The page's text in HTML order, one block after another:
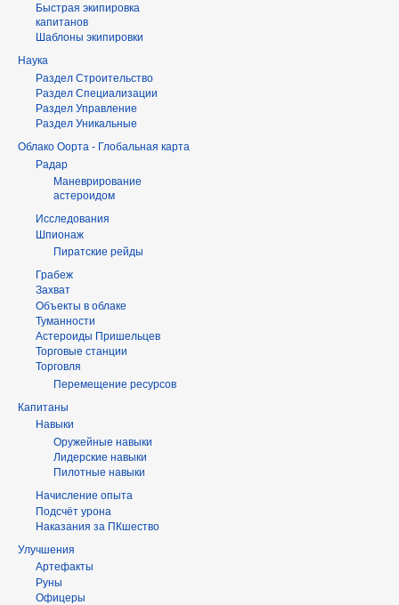
Быстрая экипировка
капитанов
Шаблоны экипировки
Наука
Раздел Строительство
Раздел Специализации
Раздел Управление
Раздел Уникальные
Облако Оорта - Глобальная карта
Радар
Маневрирование
астероидом
Исследования
Шпионаж
Пиратские рейды
Грабеж
Захват
Объекты в облаке
Туманности
Астероиды Пришельцев
Торговые станции
Торговля
Перемещение ресурсов
Капитаны
Навыки
Оружейные навыки
Лидерские навыки
Пилотные навыки
Начисление опыта
Подсчёт урона
Наказания за ПКшество
Улучшения
Артефакты
Руны
Офицеры